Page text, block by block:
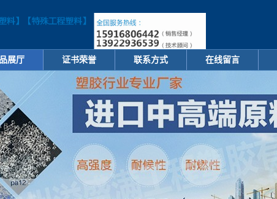
展厅 证书荣誉 联系方式 在线留言